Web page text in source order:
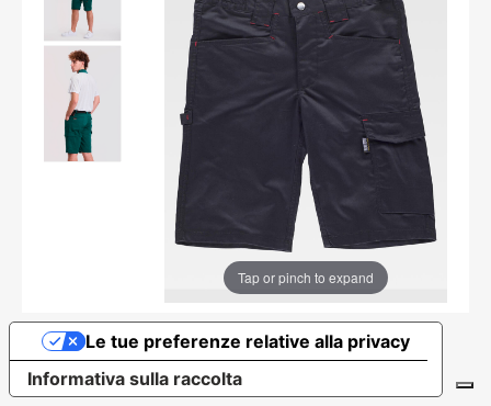
Tap or pinch to expand
Informativa sulla raccolta
Le tue preferenze relative alla privacy